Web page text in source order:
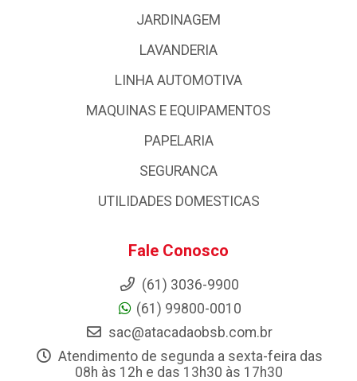
JARDINAGEM
LAVANDERIA
LINHA AUTOMOTIVA
MAQUINAS E EQUIPAMENTOS
PAPELARIA
SEGURANCA
UTILIDADES DOMESTICAS
Fale Conosco
(61) 3036-9900
(61) 99800-0010
sac@atacadaobsb.com.br
Atendimento de segunda a sexta-feira das
08h às 12h e das 13h30 às 17h30